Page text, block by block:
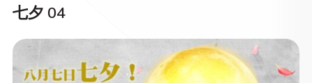
七夕 04